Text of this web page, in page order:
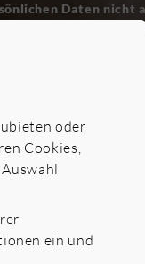
Daten nicht
oder
Cookies,
ein und